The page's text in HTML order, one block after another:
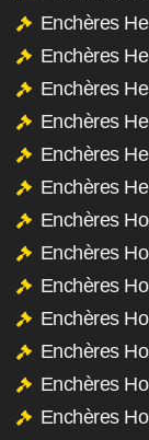
Enchères
Enchères
Enchères
Enchères
Enchères
Enchères
Enchères
Enchères
Enchères
Enchères
Enchères
Enchères
Enchères